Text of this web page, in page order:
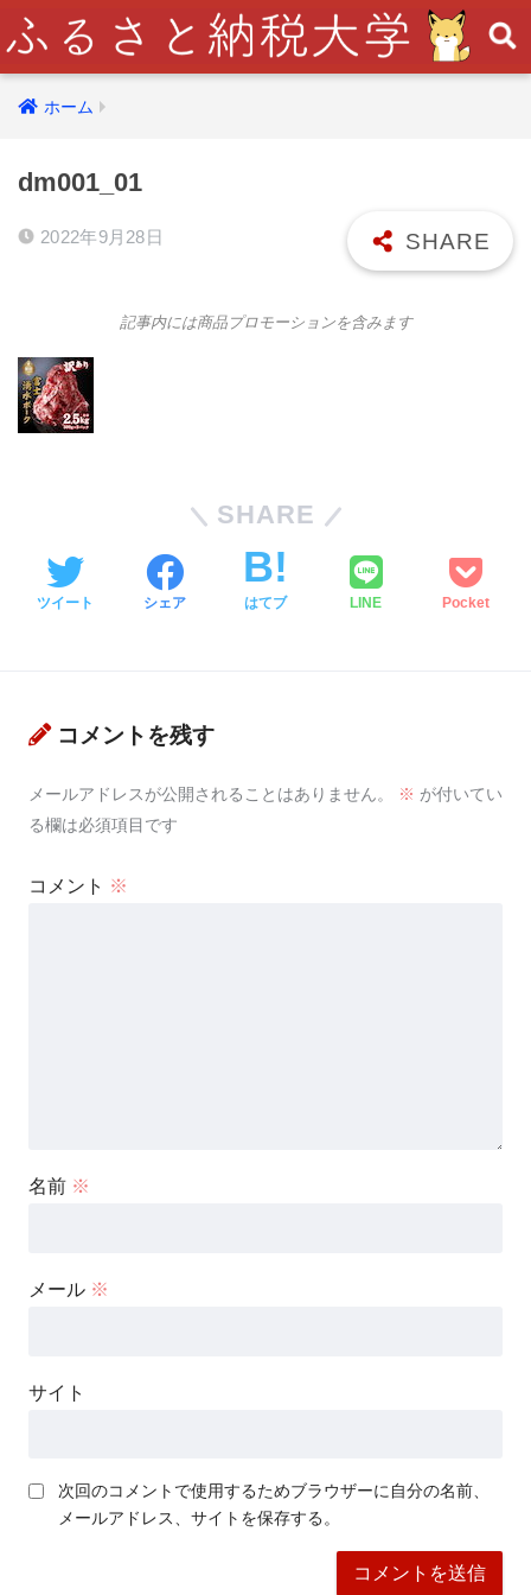
ホーム
dm001_01
2022年9月28日
記事内には商品プロモーションを含みます
SHARE
ツイート シェア はてブ LINE Pocket
コメントを残す
メールアドレスが公開されることはありません。 ※ が付いてい
る欄は必須項目です
コメント ※
名前 ※
メール ※
サイト
次回のコメントで使用するためブラウザーに自分の名前、
メールアドレス、サイトを保存する。